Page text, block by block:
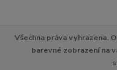
Všechna práva vyhrazena.
barevné zobrazení na